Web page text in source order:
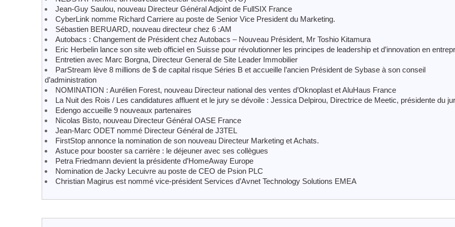
Jean-Guy Saulou, nouveau Directeur Général Adjoint de FullSIX France
CyberLink nomme Richard Carriere au poste de Senior Vice President du Marketing.
Sébastien BERUARD, nouveau directeur chez 6 :AM
Autobacs : Changement de Président chez Autobacs – Nouveau Président, Mr Toshio Kitamura
Eric Herbelin lance son site web officiel en Suisse pour révolutionner les principes de leadership et d’innovation en
Entretien avec Marc Borgna, Directeur General de Site Leader Immobilier
ParStream lève 8 millions de $ de capital risque Séries B et accueille l’ancien Président de Sybase à son conseil
d’administration
NOMINATION : Aurélien Forest, nouveau Directeur national des ventes d’Oknoplast et AluHaus France
La Nuit des Rois / Les candidatures affluent et le jury se dévoile : Jessica Delpirou, Directrice de Meetic, présidente du
Edengo accueille 9 nouveaux partenaires
Nicolas Bisto, nouveau Directeur Général OASE France
Jean-Marc ODET nommé Directeur Général de J3TEL
FirstStop annonce la nomination de son nouveau Directeur Marketing et Achats.
Astuce pour booster sa carrière : le déjeuner avec ses collègues
Petra Friedmann devient la présidente d’HomeAway Europe
Nomination de Jacky Lecuivre au poste de CEO de Psion PLC
Christian Magirus est nommé vice-président Services d’Avnet Technology Solutions EMEA